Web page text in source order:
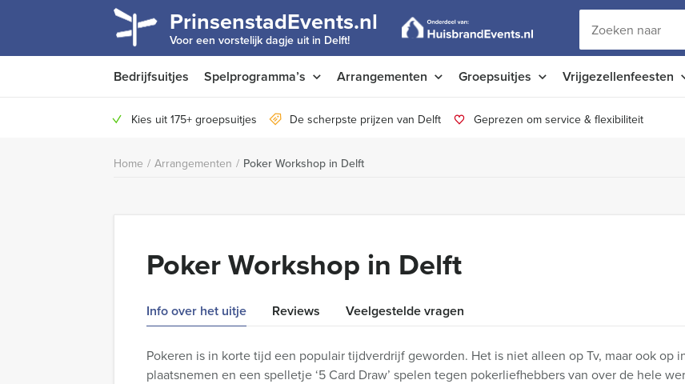
PrinsenstadEvents.nl
Voor een vorstelijk dagje uit in Delft!
Bedrijfsuitjes Spelprogramma’s Arrangementen Groepsuitjes Vrijgezellenfeesten
Kies uit 175+ groepsuitjes De scherpste prijzen van Delft Geprezen om service & flexibiliteit
Home / Arrangementen / Poker Workshop in Delft
Poker Workshop in Delft
Info over het uitje Reviews Veelgestelde vragen
Pokeren is in korte tijd een populair tijdverdrijf geworden. Het is niet alleen op Tv, maar ook op
plaatsnemen en een spelletje ‘5 Card Draw’ spelen tegen pokerliefhebbers van over de hele